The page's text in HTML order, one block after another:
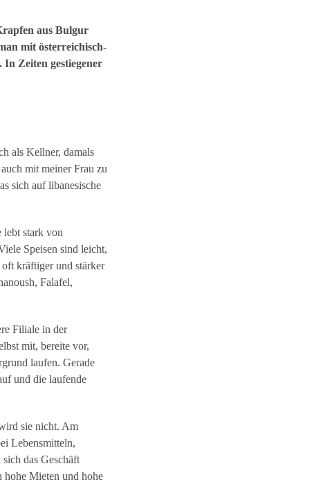
aus Bulgur
mit österreichisch-
Zeiten gestiegener
als Kellner, damals
mit meiner Frau zu
sich auf libanesische
stark von
Speisen sind leicht,
kräftiger und stärker
Falafel,
Filiale in der
mit, bereite vor,
laufen. Gerade
und die laufende
sie nicht. Am
Lebensmitteln,
das Geschäft
hohe Mieten und hohe